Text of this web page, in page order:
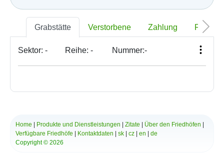
*E-mail:
Grabstätte Verstorbene Zahlung Foto
Sektor: - Reihe: - Nummer:-
Home Produkte und Dienstleistungen Zitate Über den Friedhöfen
Verfügbare Friedhöfe
Kontaktdaten sk cz en
de
Copyright © 2026